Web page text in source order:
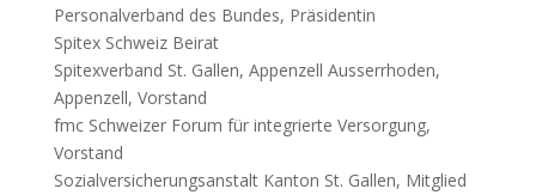
Personalverband des Bundes, Präsidentin
Spitex Schweiz Beirat
Spitexverband St. Gallen, Appenzell Ausserrhoden,
Appenzell, Vorstand
fmc Schweizer Forum für integrierte Versorgung,
Vorstand
Sozialversicherungsanstalt Kanton St. Gallen, Mitglied